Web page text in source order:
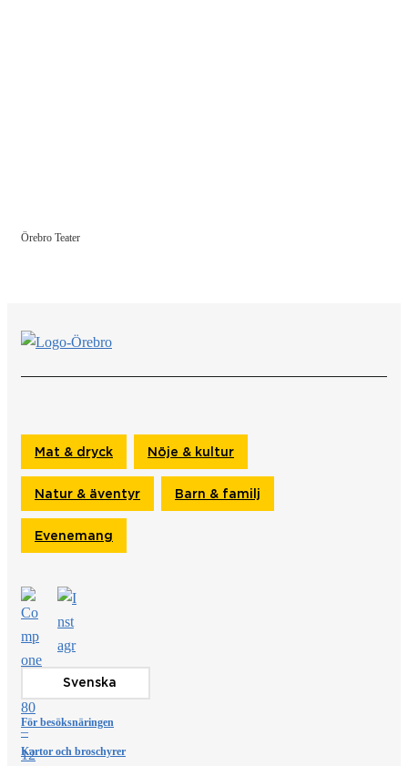
Örebro Teater
Svenska
Mat & dryck Nöje & kultur
Natur & äventyr Barn & familj
Evenemang
För besöksnäringen
Kartor och broschyrer